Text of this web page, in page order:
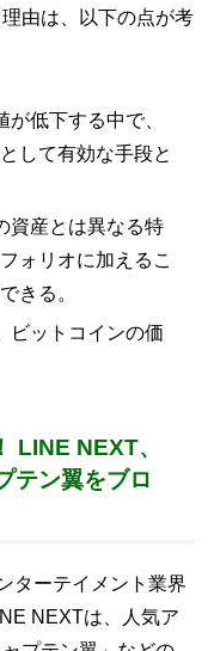
由は、以下の点が考
低下する中で、
して有効な手段と
資産とは異なる特
ォリオに加えるこ
きる。
ビットコインの価
LINE NEXT、
テン翼をブロ
ターテイメント業界
NEXTは、人気ア